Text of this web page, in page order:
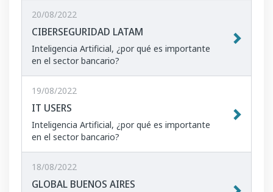
20/08/2022
CIBERSEGURIDAD LATAM
Inteligencia Artificial, ¿por qué es importante
en el sector bancario?
19/08/2022
IT USERS
Inteligencia Artificial, ¿por qué es importante
en el sector bancario?
18/08/2022
GLOBAL BUENOS AIRES